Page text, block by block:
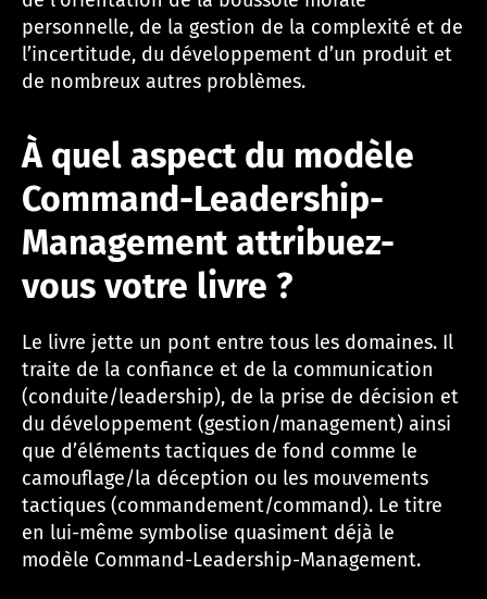
personnelle, de la gestion de la complexité et de
l’incertitude, du développement d’un produit et
de nombreux autres problèmes.
À quel aspect du modèle
Command-Leadership-
Management attribuez-
vous votre livre ?
Le livre jette un pont entre tous les domaines. Il
traite de la confiance et de la communication
(conduite/leadership), de la prise de décision et
du développement (gestion/management) ainsi
que d’éléments tactiques de fond comme le
camouflage/la déception ou les mouvements
tactiques (commandement/command). Le titre
en lui-même symbolise quasiment déjà le
modèle Command-Leadership-Management.